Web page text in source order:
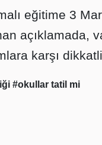
eğitime 3
açıklamada,
karşı
#okullar tatil mi